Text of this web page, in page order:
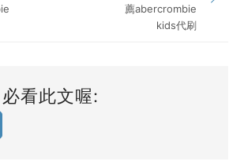
薦abercrombie
kids代刷
看此文喔: